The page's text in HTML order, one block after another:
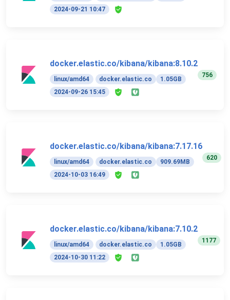
2024-09-21 10:47
docker.elastic.co/kibana/kibana:8.10.2
linux/amd64 docker.elastic.co
1.05GB
2024-09-26 15:45
756
docker.elastic.co/kibana/kibana:7.17.16
linux/amd64 docker.elastic.co
909.69MB
2024-10-03 16:49
620
docker.elastic.co/kibana/kibana:7.10.2
linux/amd64 docker.elastic.co
1.05GB
2024-10-30 11:22
1177